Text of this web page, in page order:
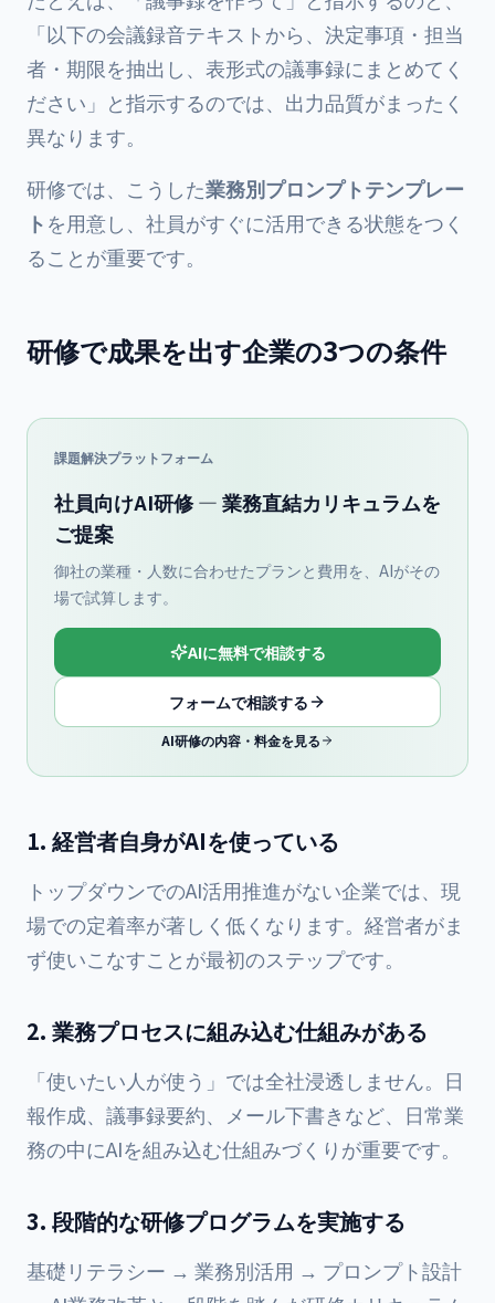
「以下の会議録音テキストから、決定事項・担当
者・期限を抽出し、表形式の議事録にまとめてく
ださい」と指示するのでは、出力品質がまったく
異なります。
研修では、こうした業務別プロンプトテンプレー
トを用意し、社員がすぐに活用できる状態をつく
ることが重要です。
研修で成果を出す企業の3つの条件
課題解決プラットフォーム
社員向けAI研修 — 業務直結カリキュラムを
ご提案
御社の業種・人数に合わせたプランと費用を、AIがその
場で試算します。
AIに無料で相談する
フォームで相談する
AI研修の内容・料金を見る
1. 経営者自身がAIを使っている
トップダウンでのAI活用推進がない企業では、現
場での定着率が著しく低くなります。経営者がま
ず使いこなすことが最初のステップです。
2. 業務プロセスに組み込む仕組みがある
「使いたい人が使う」では全社浸透しません。日
報作成、議事録要約、メール下書きなど、日常業
務の中にAIを組み込む仕組みづくりが重要です。
3. 段階的な研修プログラムを実施する
基礎リテラシー → 業務別活用 → プロンプト設計